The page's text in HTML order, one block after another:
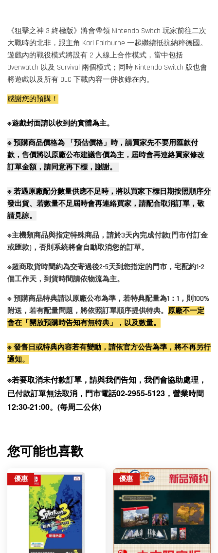
《狙擊之神 3 終極版》將會帶領 Nintendo Switch 玩家前往二次
大戰時的北非，跟主角 Karl Fairburne 一起繼續抵抗納粹德國。
遊戲內的戰役模式將設有 2 人線上合作模式，當中包括
Overwatch 以及 Survival 兩個模式；同時 Nintendo Switch 版也會
將遊戲以及所有 DLC 下載內容一併收錄在內。
感謝您的預購！
※遊戲封面請以收到的實體為主。
※ 預購商品價格為 「預估價格」時，請買家先不要用匯款付
款，售價將以原廠公布建議售價為主，屆時會再連絡買家修改
訂單金額，請同意再下標，謝謝。
※ 若遇原廠配分數量供應不足時，將以買家下標日期按照順序分
發出貨、若數量不足屆時會再連絡買家，請配合取消訂單，敬
請見諒。
※主機類商品與指定特殊商品，請於3天內完成付款(門市付訂金
或匯款)，否則系統將會自動取消您的訂單。
※超商取貨時間約為交寄過後2-5天到您指定的門市，宅配約1-2
個工作天，到貨時間請依物流為主。
※ 預購商品特典請以原廠公布為準，若特典配量為1：1，則100%
附送，若有配量問題，將依照訂單順序提供特典。 原廠不一定
會在「開放預購時告知有無特典」，以及數量。
※ 發售日或特典內容若有變動，請依官方公告為準，將不再另行
通知。
※若要取消未付款訂單，請與我們告知，我們會協助處理，
已付款訂單無法取消，門市電話02-2955-5123，營業時間
12:30-21:00。(每周二公休)
您可能也喜歡
優惠 優惠